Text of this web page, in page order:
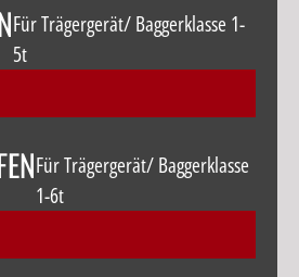
Für Trägergerät/ Baggerklasse 1-
5t
Für Trägergerät/ Baggerklasse
1-6t